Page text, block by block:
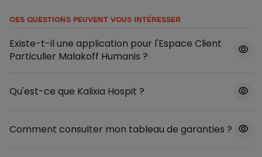
CES QUESTIONS PEUVENT VOUS INTÉRESSER
Existe-t-il une application pour l'Espace Client
Particulier Malakoff Humanis ?
Qu'est-ce que Kalixia Hospit ?
Comment consulter mon tableau de garanties ?